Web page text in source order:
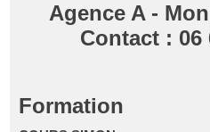
Agence A -
Contact : 06
Formation